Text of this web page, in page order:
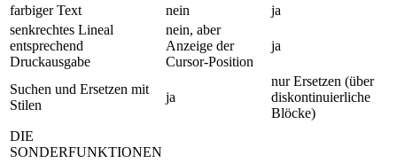
farbiger Text
nein
ja
senkrechtes Lineal
entsprechend
Druckausgabe
nein, aber
Anzeige der
Cursor-Position
ja
Suchen und Ersetzen mit
Stilen
ja
nur Ersetzen (über
diskontinuierliche
Blöcke)
DIE
SONDERFUNKTIONEN